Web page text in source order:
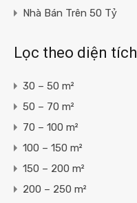
Nhà Bán Trên 50 Tỷ
Lọc theo diện tích
30 – 50 m²
50 – 70 m²
70 – 100 m²
100 – 150 m²
150 – 200 m²
200 – 250 m²